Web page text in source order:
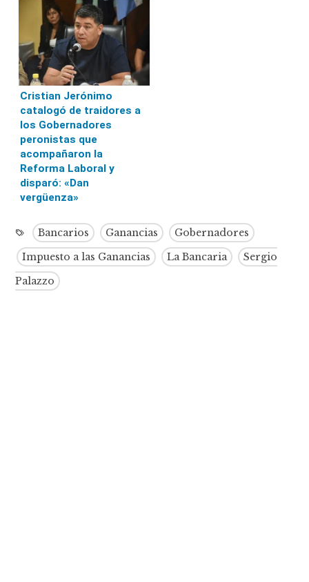
Cristian Jerónimo
catalogó de traidores a
los Gobernadores
peronistas que
acompañaron la
Reforma Laboral y
disparó: «Dan
vergüenza»
Bancarios Ganancias
Gobernadores
Impuesto a las Ganancias
La Bancaria
Sergio
Palazzo